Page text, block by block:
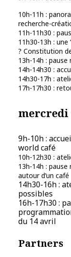
10h-11h :
recherche-
11h-11h30 :
11h30-13h :
? Constitution
13h-14h : pause
14h-14h30 :
14h30-17h :
17h-17h30 :
9h-10h :
world café
10h-12h30 :
13h-14h : pause
autour d’un café
14h30-16h :
possibles
16h-17h30 :
du 14 avril
Partners